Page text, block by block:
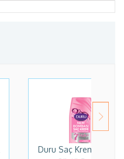
Duru Saç Kremi 385 Ml